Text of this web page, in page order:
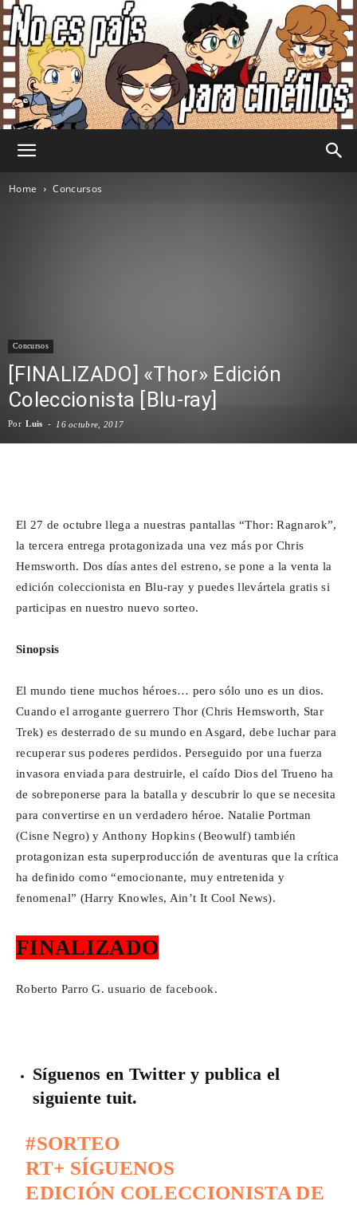
Para
Home Concursos
Concursos
[FINALIZADO] «Thor» Edición
Coleccionista [Blu-ray]
Por Luis - 16 octubre, 2017
El 27 de octubre llega a nuestras pantallas “Thor: Ragnarok”,
la tercera entrega protagonizada una vez más por Chris
Hemsworth. Dos días antes del estreno, se pone a la venta la
edición coleccionista en Blu-ray y puedes llevártela gratis si
participas en nuestro nuevo sorteo.
Sinopsis
El mundo tiene muchos héroes… pero sólo uno es un dios.
Cuando el arrogante guerrero Thor (Chris Hemsworth, Star
Trek) es desterrado de su mundo en Asgard, debe luchar para
recuperar sus poderes perdidos. Perseguido por una fuerza
invasora enviada para destruirle, el caído Dios del Trueno ha
de sobreponerse para la batalla y descubrir lo que se necesita
para convertirse en un verdadero héroe. Natalie Portman
(Cisne Negro) y Anthony Hopkins (Beowulf) también
protagonizan esta superproducción de aventuras que la crítica
ha definido como “emocionante, muy entretenida y
fenomenal” (Harry Knowles, Ain’t It Cool News).
FINALIZADO
Roberto Parro G. usuario de facebook.
Síguenos en Twitter y publica el
siguiente tuit.
#SORTEO
RT+ SÍGUENOS
EDICIÓN COLECCIONISTA DE